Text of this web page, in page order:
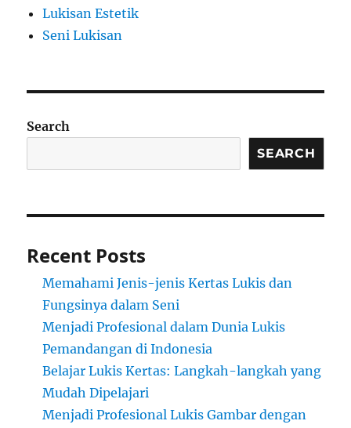
Lukisan Estetik
Seni Lukisan
Search
SEARCH
Recent Posts
Memahami Jenis-jenis Kertas Lukis dan
Fungsinya dalam Seni
Menjadi Profesional dalam Dunia Lukis
Pemandangan di Indonesia
Belajar Lukis Kertas: Langkah-langkah yang
Mudah Dipelajari
Menjadi Profesional Lukis Gambar dengan